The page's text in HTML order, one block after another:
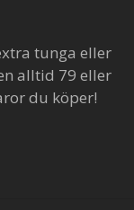
tunga eller
alltid 79 eller
du köper!